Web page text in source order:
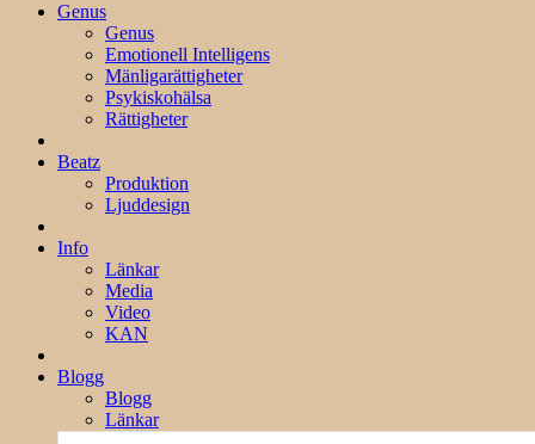
Genus
Genus
Emotionell Intelligens
Mänligarättigheter
Psykiskohälsa
Rättigheter
Beatz
Produktion
Ljuddesign
Info
Länkar
Media
Video
KAN
Blogg
Blogg
Länkar